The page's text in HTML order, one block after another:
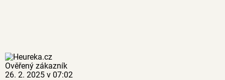
Ověřený zákazník
26. 2. 2025 v 07:02